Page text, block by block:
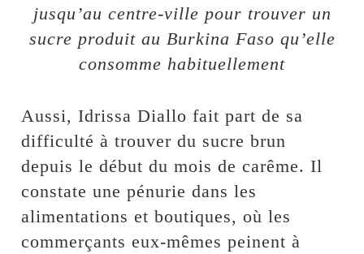
jusqu’au centre-ville pour trouver un
sucre produit au Burkina Faso qu’elle
consomme habituellement
Aussi, Idrissa Diallo fait part de sa
difficulté à trouver du sucre brun
depuis le début du mois de carême. Il
constate une pénurie dans les
alimentations et boutiques, où les
commerçants eux-mêmes peinent à